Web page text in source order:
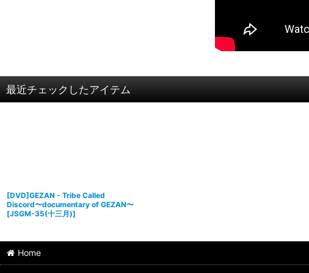
最近チェックしたアイテム
[DVD]GEZAN - Tribe Called
Discord〜documentary of GEZAN〜
[JSGM-35(十三月)]
Home